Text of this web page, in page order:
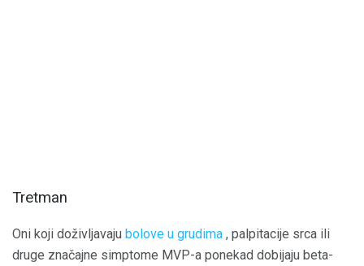
Tretman
Oni koji doživljavaju bolove u grudima , palpitacije srca ili
druge značajne simptome MVP-a ponekad dobijaju beta-